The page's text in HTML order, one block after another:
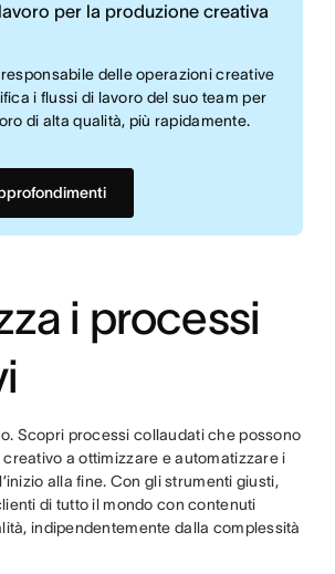
per la produzione creativa
delle operazioni creative
i flussi di lavoro del suo team per
di alta qualità, più rapidamente.
i processi
Scopri processi collaudati che possono
a ottimizzare e automatizzare i
alla fine. Con gli strumenti giusti,
di tutto il mondo con contenuti
indipendentemente dalla complessità